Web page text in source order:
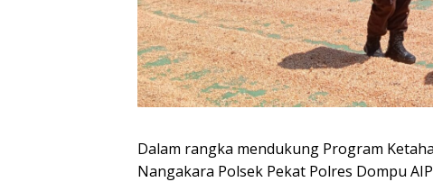
Dalam rangka mendukung Program
Nangakara Polsek Pekat Polres Dompu